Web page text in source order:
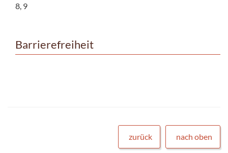
8, 9
Barrierefreiheit
zurück nach oben